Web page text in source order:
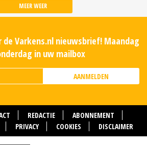
MEER WEER
de Varkens.nl nieuwsbrief! Maandag
in uw mailbox
AANMELDEN
REDACTIE
ABONNEMENT
PRIVACY COOKIES DISCLAIMER